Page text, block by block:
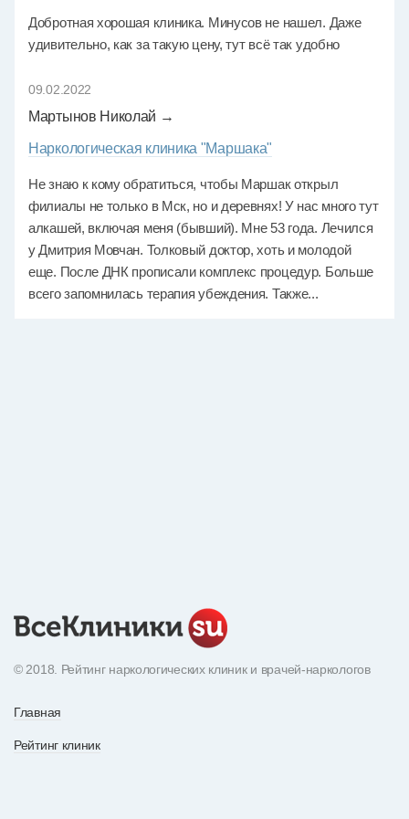
Добротная хорошая клиника. Минусов не нашел. Даже
удивительно, как за такую цену, тут всё так удобно
09.02.2022
Мартынов Николай →
Наркологическая клиника "Маршака"
Не знаю к кому обратиться, чтобы Маршак открыл
филиалы не только в Мск, но и деревнях! У нас много тут
алкашей, включая меня (бывший). Мне 53 года. Лечился
у Дмитрия Мовчан. Толковый доктор, хоть и молодой
еще. После ДНК прописали комплекс процедур. Больше
всего запомнилась терапия убеждения. Также...
© 2018. Рейтинг наркологических клиник и врачей-наркологов
Главная
Рейтинг клиник